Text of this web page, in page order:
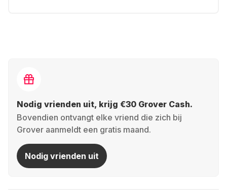
Nodig vrienden uit, krijg €30 Grover Cash.
Bovendien ontvangt elke vriend die zich bij
Grover aanmeldt een gratis maand.
Nodig vrienden uit